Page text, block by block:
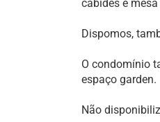
cabides e
Dispomos,
O condomínio
espaço garden.
Não